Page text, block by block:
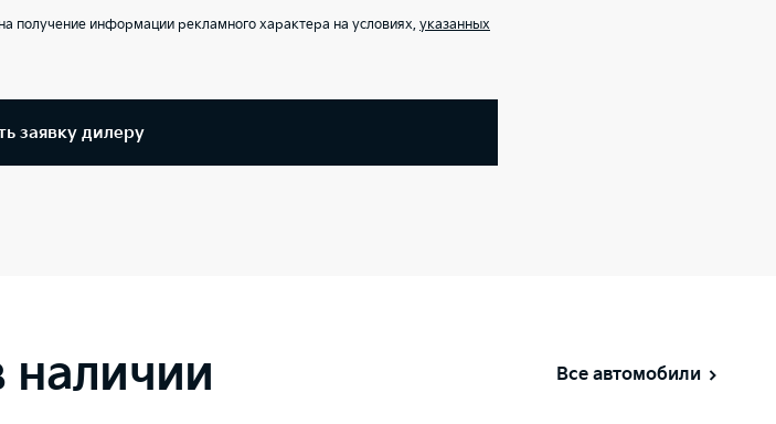
информации рекламного характера на условиях, указанных
заявку дилеру
наличии Все автомобили